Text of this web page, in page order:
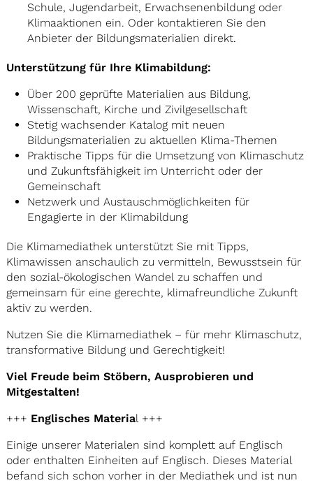
Schule, Jugendarbeit, Erwachsenenbildung oder
Klimaaktionen ein. Oder kontaktieren Sie den
Anbieter der Bildungsmaterialien direkt.
Unterstützung für Ihre Klimabildung:
Über 200 geprüfte Materialien aus Bildung,
Wissenschaft, Kirche und Zivilgesellschaft
Stetig wachsender Katalog mit neuen
Bildungsmaterialien zu aktuellen Klima-Themen
Praktische Tipps für die Umsetzung von Klimaschutz
und Zukunftsfähigkeit im Unterricht oder der
Gemeinschaft
Netzwerk und Austauschmöglichkeiten für
Engagierte in der Klimabildung
Die Klimamediathek unterstützt Sie mit Tipps,
Klimawissen anschaulich zu vermitteln, Bewusstsein für
den sozial-ökologischen Wandel zu schaffen und
gemeinsam für eine gerechte, klimafreundliche Zukunft
aktiv zu werden.
Nutzen Sie die Klimamediathek – für mehr Klimaschutz,
transformative Bildung und Gerechtigkeit!
Viel Freude beim Stöbern, Ausprobieren und
Mitgestalten!
+++ Englisches Material +++
Einige unserer Materialen sind komplett auf Englisch
oder enthalten Einheiten auf Englisch. Dieses Material
befand sich schon vorher in der Mediathek und ist nun